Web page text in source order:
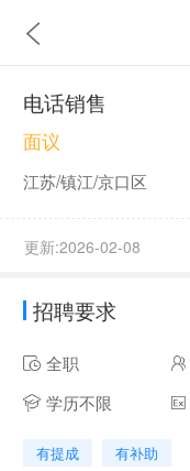
电话销售
面议
江苏/镇江/京口区
更新:2026-02-08
招聘要求
全职
学历不限
有提成 有补助